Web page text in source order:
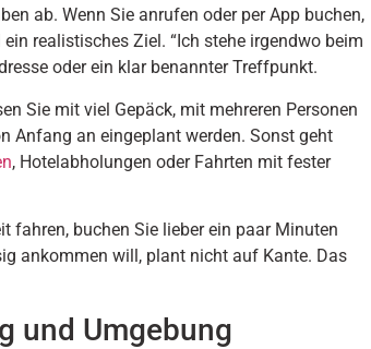
ab. Wenn Sie anrufen oder per App buchen,
realistisches Ziel. “Ich stehe irgendwo beim
oder ein klar benannter Treffpunkt.
Sie mit viel Gepäck, mit mehreren Personen
Anfang an eingeplant werden. Sonst geht
, Hotelabholungen oder Fahrten mit fester
fahren, buchen Sie lieber ein paar Minuten
ankommen will, plant nicht auf Kante. Das
und Umgebung